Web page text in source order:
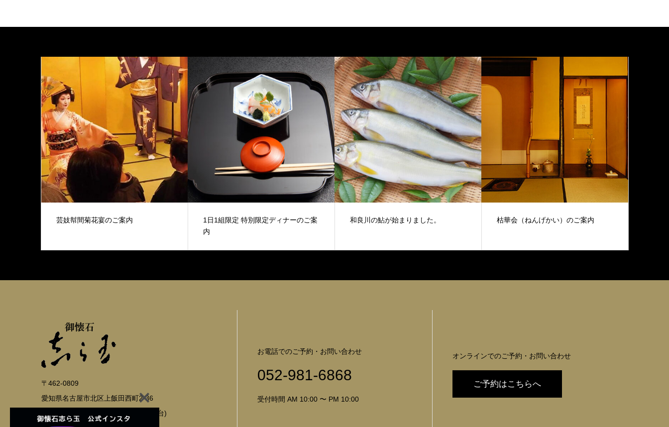
芸妓幇間菊花宴のご案内
1日1組限定 特別限定ディナーのご案
内
和良川の鮎が始まりました。 枯華会（ねんげかい）のご案内
〒462-0809
愛知県名古屋市北区上飯田西町2-36
※駐車場あり(店横6台・第2駐車場15台)
お電話でのご予約・お問い合わせ
052-981-6868
受付時間 AM 10:00 〜 PM 10:00
オンラインでのご予約・お問い合わせ
ご予約はこちらへ